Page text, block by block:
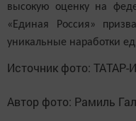
высокую оценку на
«Единая Россия»
уникальные наработки
Источник фото:
Автор фото: Рамиль